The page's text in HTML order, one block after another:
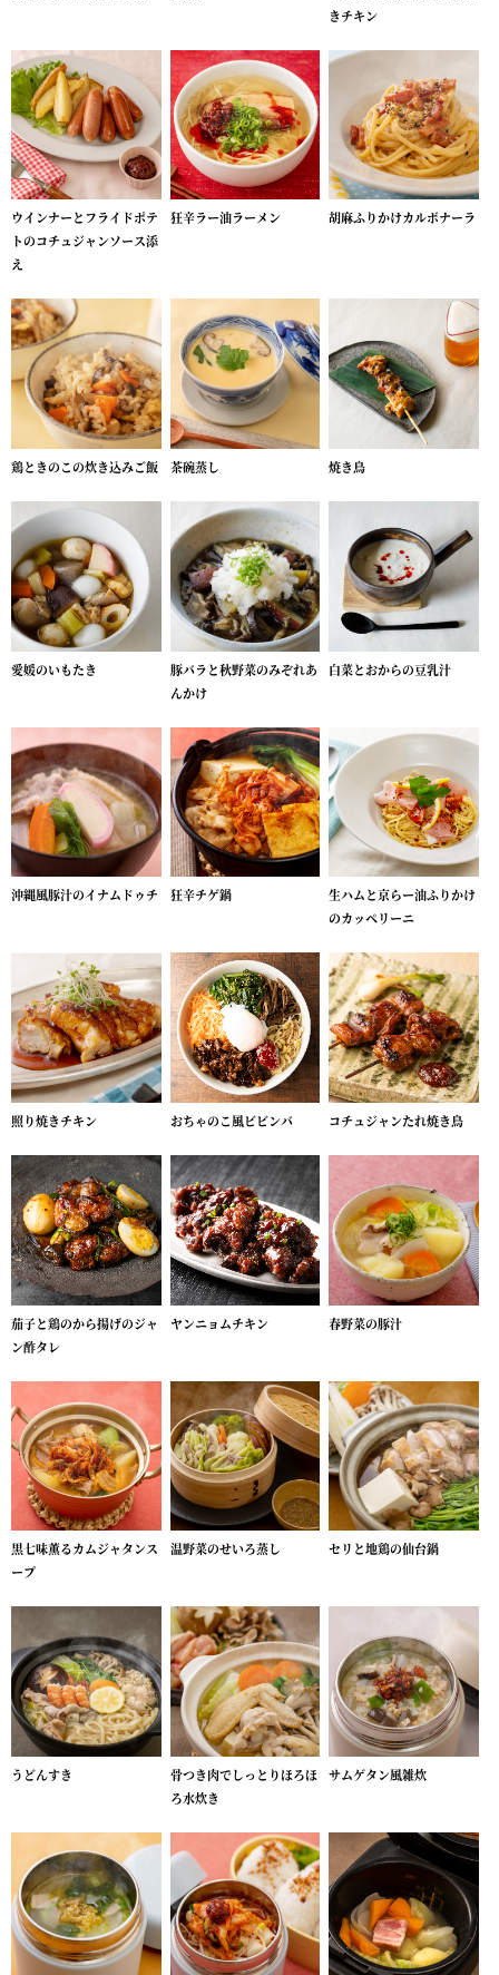
きチキン
ウインナーとフライドポテ
トのコチュジャンソース添
え
狂辛ラー油ラーメン 胡麻ふりかけカルボナーラ
鶏ときのこの炊き込みご飯 茶碗蒸し 焼き鳥
愛媛のいもたき
豚バラと秋野菜のみぞれあ
んかけ
白菜とおからの豆乳汁
沖縄風豚汁のイナムドゥチ 狂辛チゲ鍋
生ハムと京らー油ふりかけ
のカッペリーニ
照り焼きチキン おちゃのこ風ビビンバ コチュジャンたれ焼き鳥
茄子と鶏のから揚げのジャ
ン酢タレ
ヤンニョムチキン 春野菜の豚汁
黒七味薫るカムジャタンス
ープ
温野菜のせいろ蒸し セリと地鶏の仙台鍋
うどんすき
骨つき肉でしっとりほろほ
ろ水炊き
サムゲタン風雑炊